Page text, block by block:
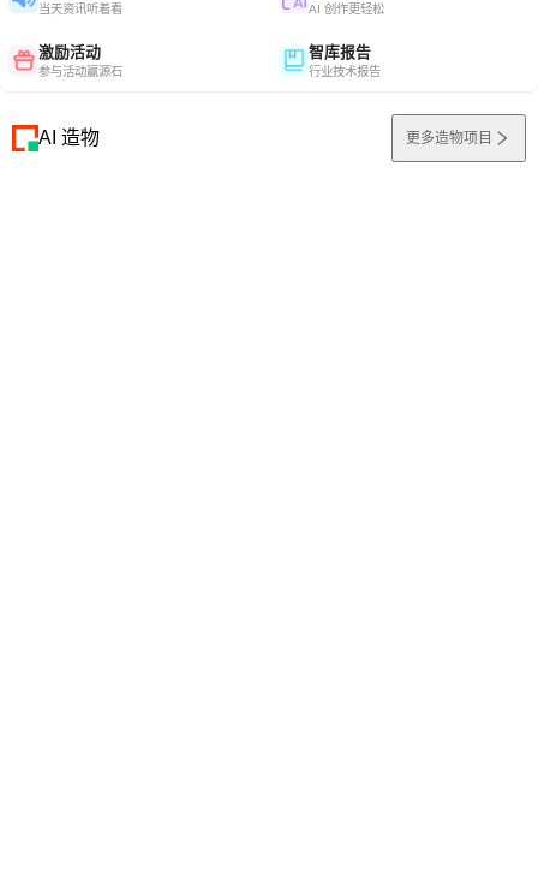
当天资讯听着看 AI 创作更轻松
激励活动
参与活动赢源石
智库报告
行业技术报告
AI 造物 更多造物项目